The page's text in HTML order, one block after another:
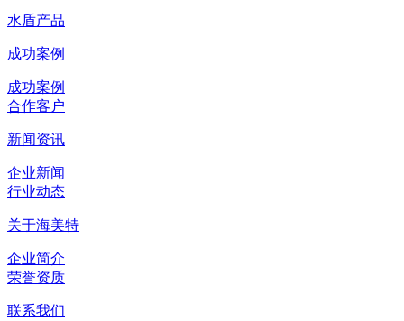
水盾产品
成功案例
成功案例
合作客户
新闻资讯
企业新闻
行业动态
关于海美特
企业简介
荣誉资质
联系我们